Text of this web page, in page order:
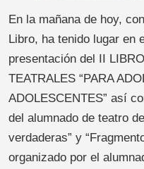
En la mañana de hoy,
Libro, ha tenido lugar en
presentación del II
TEATRALES “PARA
ADOLESCENTES” así
del alumnado de teatro
verdaderas” y
organizado por el